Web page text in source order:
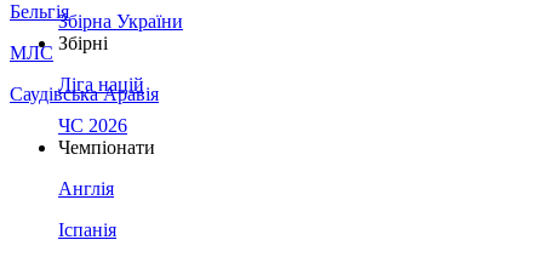
Бельгія
МЛС
Саудівська Аравія
Збірна України
Збірні
Ліга націй
ЧС 2026
Чемпіонати
Англія
Іспанія